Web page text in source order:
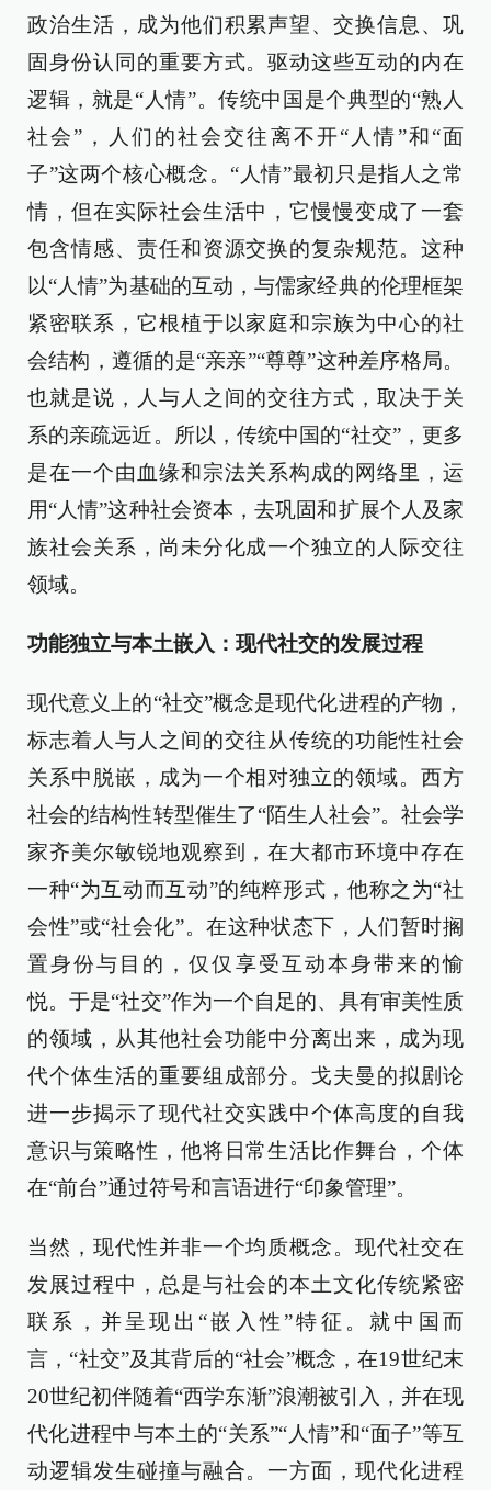
政治生活，成为他们积累声望、交换信息、巩
固身份认同的重要方式。驱动这些互动的内在
逻辑，就是“人情”。传统中国是个典型的“熟人
社会”，人们的社会交往离不开“人情”和“面
子”这两个核心概念。“人情”最初只是指人之常
情，但在实际社会生活中，它慢慢变成了一套
包含情感、责任和资源交换的复杂规范。这种
以“人情”为基础的互动，与儒家经典的伦理框架
紧密联系，它根植于以家庭和宗族为中心的社
会结构，遵循的是“亲亲”“尊尊”这种差序格局。
也就是说，人与人之间的交往方式，取决于关
系的亲疏远近。所以，传统中国的“社交”，更多
是在一个由血缘和宗法关系构成的网络里，运
用“人情”这种社会资本，去巩固和扩展个人及家
族社会关系，尚未分化成一个独立的人际交往
领域。
功能独立与本土嵌入：现代社交的发展过程
现代意义上的“社交”概念是现代化进程的产物，
标志着人与人之间的交往从传统的功能性社会
关系中脱嵌，成为一个相对独立的领域。西方
社会的结构性转型催生了“陌生人社会”。社会学
家齐美尔敏锐地观察到，在大都市环境中存在
一种“为互动而互动”的纯粹形式，他称之为“社
会性”或“社会化”。在这种状态下，人们暂时搁
置身份与目的，仅仅享受互动本身带来的愉
悦。于是“社交”作为一个自足的、具有审美性质
的领域，从其他社会功能中分离出来，成为现
代个体生活的重要组成部分。戈夫曼的拟剧论
进一步揭示了现代社交实践中个体高度的自我
意识与策略性，他将日常生活比作舞台，个体
在“前台”通过符号和言语进行“印象管理”。
当然，现代性并非一个均质概念。现代社交在
发展过程中，总是与社会的本土文化传统紧密
联系，并呈现出“嵌入性”特征。就中国而
言，“社交”及其背后的“社会”概念，在19世纪末
20世纪初伴随着“西学东渐”浪潮被引入，并在现
代化进程中与本土的“关系”“人情”和“面子”等互
动逻辑发生碰撞与融合。一方面，现代化进程